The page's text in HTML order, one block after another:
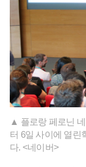
▲ 플로랑 페로닌
터 6일 사이에 열린
다. <네이버>